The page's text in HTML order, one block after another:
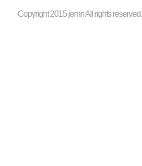
Copyright 2015 jemn All rights reserved.